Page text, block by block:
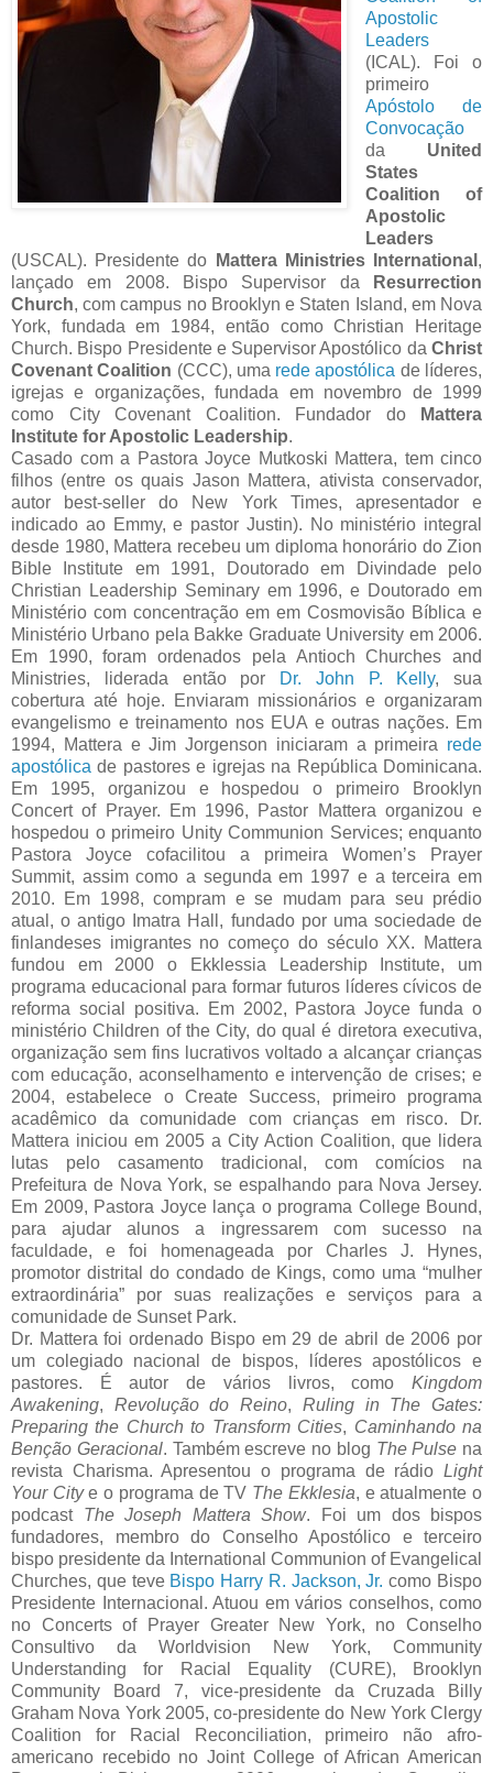
Apostolic
Leaders
(ICAL). Foi o
primeiro
Apóstolo de
Convocação
da United
States
Coalition of
Apostolic
Leaders
(USCAL). Presidente do
Mattera Ministries International ,
lançado em 2008. Bispo Supervisor da
Resurrection
Church, com campus no Brooklyn e Staten Island, em Nova
York, fundada em 1984, então como Christian Heritage
Church. Bispo Presidente e Supervisor Apostólico da Christ
Covenant Coalition (CCC), uma rede apostólica de líderes,
igrejas e organizações, fundada em novembro de 1999
como City Covenant Coalition. Fundador do
Mattera
Institute for Apostolic Leadership.
Casado com a Pastora Joyce Mutkoski Mattera, tem cinco
filhos (entre os quais Jason Mattera, ativista conservador,
autor best-seller do New York Times, apresentador e
indicado ao Emmy, e pastor Justin). No ministério integral
desde 1980, Mattera recebeu um diploma honorário do Zion
Bible Institute em 1991, Doutorado em Divindade pelo
Christian Leadership Seminary em 1996, e Doutorado em
Ministério com concentração em em Cosmovisão Bíblica e
Ministério Urbano pela Bakke Graduate University em 2006.
Em 1990, foram ordenados pela Antioch Churches and
Ministries, liderada então por
Dr. John P. Kelly, sua
cobertura até hoje. Enviaram missionários e organizaram
evangelismo e treinamento nos EUA e outras nações. Em
1994, Mattera e Jim Jorgenson iniciaram a primeira rede
apostólica de pastores e igrejas na República Dominicana.
Em 1995, organizou e hospedou o primeiro Brooklyn
Concert of Prayer. Em 1996, Pastor Mattera organizou e
hospedou o primeiro Unity Communion Services; enquanto
Pastora Joyce cofacilitou a primeira Women’s Prayer
Summit, assim como a segunda em 1997 e a terceira em
2010. Em 1998, compram e se mudam para seu prédio
atual, o antigo Imatra Hall, fundado por uma sociedade de
finlandeses imigrantes no começo do século XX. Mattera
fundou em 2000 o Ekklessia Leadership Institute, um
programa educacional para formar futuros líderes cívicos de
reforma social positiva. Em 2002, Pastora Joyce funda o
ministério Children of the City, do qual é diretora executiva,
organização sem fins lucrativos voltado a alcançar crianças
com educação, aconselhamento e intervenção de crises; e
2004, estabelece o Create Success, primeiro programa
acadêmico da comunidade com crianças em risco. Dr.
Mattera iniciou em 2005 a City Action Coalition, que lidera
lutas pelo casamento tradicional, com comícios na
Prefeitura de Nova York, se espalhando para Nova Jersey.
Em 2009, Pastora Joyce lança o programa College Bound,
para ajudar alunos a ingressarem com sucesso na
faculdade, e foi homenageada por Charles J. Hynes,
promotor distrital do condado de Kings, como uma “mulher
extraordinária” por suas realizações e serviços para a
comunidade de Sunset Park.
Dr. Mattera foi ordenado Bispo em 29 de abril de 2006 por
um colegiado nacional de bispos, líderes apostólicos e
pastores. É autor de vários livros, como Kingdom
Awakening, Revolução do Reino, Ruling in The Gates:
Preparing the Church to Transform Cities, Caminhando na
Benção Geracional. Também escreve no blog The Pulse na
revista Charisma. Apresentou o programa de rádio Light
Your Citye o programa de TV The Ekklesia, e atualmente o
podcast The Joseph Mattera Show. Foi um dos bispos
fundadores, membro do Conselho Apostólico e terceiro
bispo presidente da International Communion of Evangelical
Churches, que teve Bispo Harry R. Jackson, Jr. como Bispo
Presidente Internacional. Atuou em vários conselhos, como
no Concerts of Prayer Greater New York, no Conselho
Consultivo da Worldvision New York, Community
Understanding for Racial Equality (CURE), Brooklyn
Community Board 7, vice-presidente da Cruzada Billy
Graham Nova York 2005, co-presidente do New York Clergy
Coalition for Racial Reconciliation, primeiro não afro-
americano recebido no Joint College of African American